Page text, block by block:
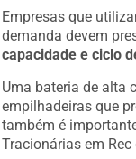
Empresas que
demanda devem
capacidade e ciclo
Uma bateria de alta
empilhadeiras que
também é
Tracionárias em Rec